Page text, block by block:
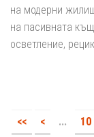
на модерни
на пасивната
осветление,
<< < ... 10